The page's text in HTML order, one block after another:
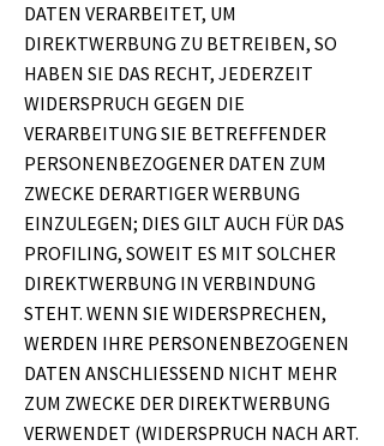
DATEN VERARBEITET, UM
DIREKTWERBUNG ZU BETREIBEN, SO
HABEN SIE DAS RECHT, JEDERZEIT
WIDERSPRUCH GEGEN DIE
VERARBEITUNG SIE BETREFFENDER
PERSONENBEZOGENER DATEN ZUM
ZWECKE DERARTIGER WERBUNG
EINZULEGEN; DIES GILT AUCH FÜR DAS
PROFILING, SOWEIT ES MIT SOLCHER
DIREKTWERBUNG IN VERBINDUNG
STEHT. WENN SIE WIDERSPRECHEN,
WERDEN IHRE PERSONENBEZOGENEN
DATEN ANSCHLIESSEND NICHT MEHR
ZUM ZWECKE DER DIREKTWERBUNG
VERWENDET (WIDERSPRUCH NACH ART.